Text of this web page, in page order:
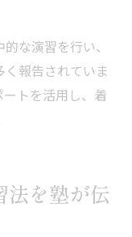
な演習を行い、
報告されていま
トを活用し、着
法を塾が伝